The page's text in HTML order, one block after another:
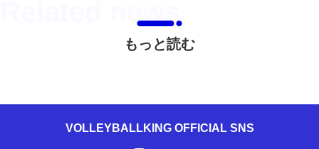
もっと読む
VOLLEYBALLKING OFFICIAL SNS